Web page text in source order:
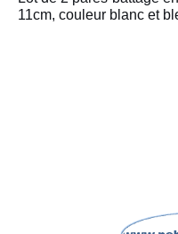
11cm, couleur blanc et